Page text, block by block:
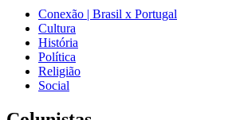
Conexão | Brasil x Portugal
Cultura
História
Política
Religião
Social